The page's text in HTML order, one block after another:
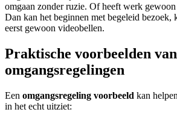
omgaan zonder ruzie. Of heeft werk
Dan kan het beginnen met begeleid bezoek,
eerst gewoon videobellen.
Praktische voorbeelden van
omgangsregelingen
Een omgangsregeling voorbeeld kan
in het echt uitziet: